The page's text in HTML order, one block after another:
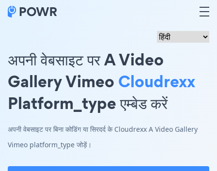
अपनी वेबसाइट पर A Video
Gallery Vimeo Cloudrexx
Platform_type एम्बेड करें
अपनी वेबसाइट पर बिना कोडिंग या सिरदर्द के Cloudrexx A Video Gallery
Vimeo platform_type जोड़ें।